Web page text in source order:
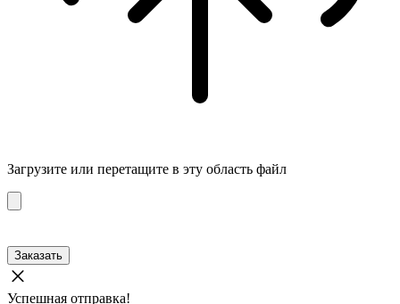
Загрузите или перетащите в эту область файл
Заказать
Успешная отправка!